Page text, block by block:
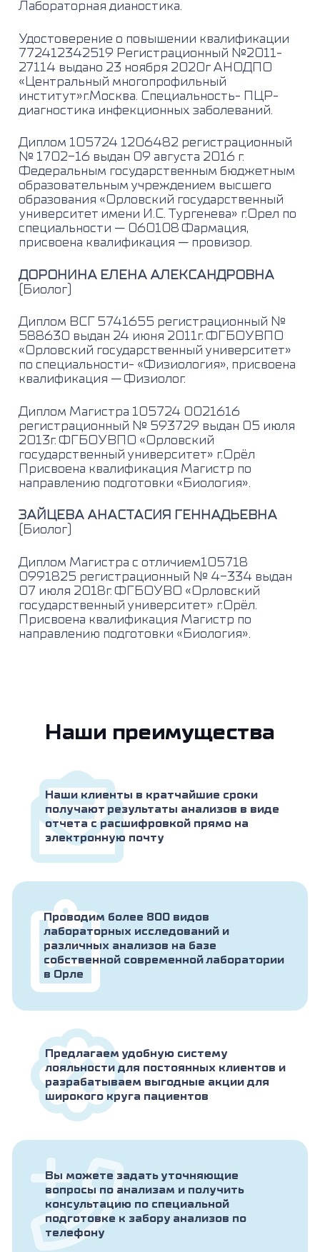
Лабораторная дианостика.
Удостоверение о повышении квалификации
772412342519 Регистрационный №2011-
27114 выдано 23 ноября 2020г АНОДПО
«Центральный многопрофильный
институт»г.Москва. Специальность- ПЦР-
диагностика инфекционных заболеваний.
Диплом 105724 1206482 регистрационный
№ 1702-16 выдан 09 августа 2016 г.
Федеральным государственным бюджетным
образовательным учреждением высшего
образования «Орловский государственный
университет имени И.С. Тургенева» г.Орел по
специальности — 060108 Фармация,
присвоена квалификация — провизор.
ДОРОНИНА ЕЛЕНА АЛЕКСАНДРОВНА
(Биолог)
Диплом ВСГ 5741655 регистрационный №
588630 выдан 24 июня 2011г. ФГБОУВПО
«Орловский государственный университет»
по специальности- «Физиология», присвоена
квалификация — Физиолог.
Диплом Магистра 105724 0021616
регистрационный № 593729 выдан 05 июля
2013г. ФГБОУВПО «Орловский
государственный университет» г.Орёл
Присвоена квалификация Магистр по
направлению подготовки «Биология».
ЗАЙЦЕВА АНАСТАСИЯ ГЕННАДЬЕВНА
(Биолог)
Диплом Магистра с отличием105718
0991825 регистрационный № 4-334 выдан
07 июля 2018г. ФГБОУВО «Орловский
государственный университет» г.Орёл.
Присвоена квалификация Магистр по
направлению подготовки «Биология».
Наши преимущества
Наши клиенты в кратчайшие сроки
получают результаты анализов в виде
отчета с расшифровкой прямо на
электронную почту
Проводим более 800 видов
лабораторных исследований и
различных анализов на базе
собственной современной лаборатории
в Орле
Предлагаем удобную систему
лояльности для постоянных клиентов и
разрабатываем выгодные акции для
широкого круга пациентов
Вы можете задать уточняющие
вопросы по анализам и получить
консультацию по специальной
подготовке к забору анализов по
телефону